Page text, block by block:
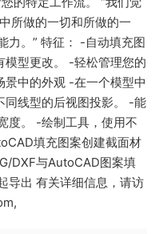
所做的一切和所做的一
力。” 特征： -自动填充图
型更改。 -轻松管理您的
中的外观 -在一个模型中
同线型的后视图投影。 -能
度。 -绘制工具，使用不
填充图案创建截面材
DXF与AutoCAD图案填
导出 有关详细信息，请访